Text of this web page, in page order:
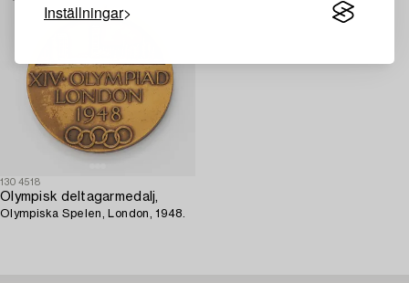
Inställningar
1304518
Olympisk deltagarmedalj,
Olympiska Spelen, London, 1948.